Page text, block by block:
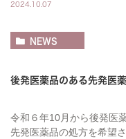
2024.10.07
NEWS
後発医薬品のある先発医
令和６年10月から後発医
先発医薬品の処方を希望